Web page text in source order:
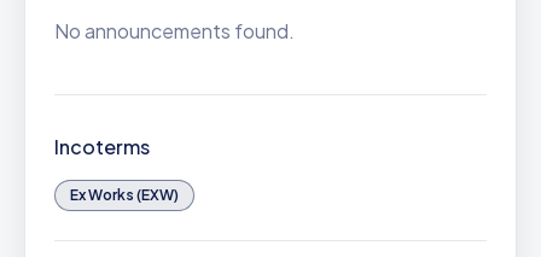
No announcements found.
Incoterms
Ex Works (EXW)